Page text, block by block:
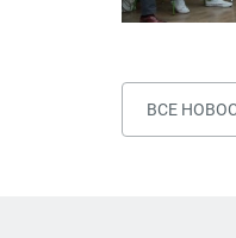
ВСЕ